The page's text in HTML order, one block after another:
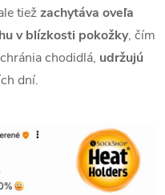
tiežzachytáva oveľa
v blízkosti pokožky, čím
chodidlá, udržujú
dní.